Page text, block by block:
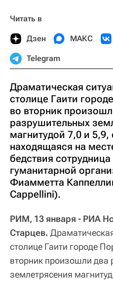
Читать в
Дзен МАКС
Telegram
Драматическая
столице Гаити
во вторник
разрушительных
магнитудой 7,0 и 5,9,
находящаяся на
бедствия
гуманитарной
Фиамметта
Cappellini).
РИМ, 13 января - РИА
Старцев.
столице Гаити городе
вторник произошли два
землетрясения